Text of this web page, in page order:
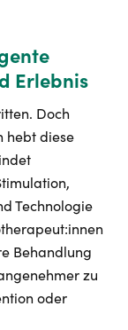
Erlebnis
Doch
hebt diese
Technologie
Behandlung
zu
oder